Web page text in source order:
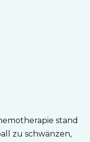
stand
zu schwänzen,